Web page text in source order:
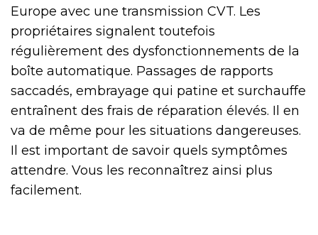
Europe avec une transmission CVT. Les
propriétaires signalent toutefois
régulièrement des dysfonctionnements de la
boîte automatique. Passages de rapports
saccadés, embrayage qui patine et surchauffe
entraînent des frais de réparation élevés. Il en
va de même pour les situations dangereuses.
Il est important de savoir quels symptômes
attendre. Vous les reconnaîtrez ainsi plus
facilement.